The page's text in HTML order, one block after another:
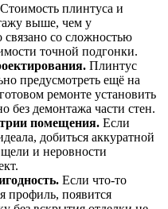
Стоимость плинтуса и
выше, чем у
со сложностью
точной подгонки.
Плинтус
предусмотреть ещё на
ремонте установить
без демонтажа части стен.
помещения. Если
добиться аккуратной
и неровности
Если что-то
профиль, появится